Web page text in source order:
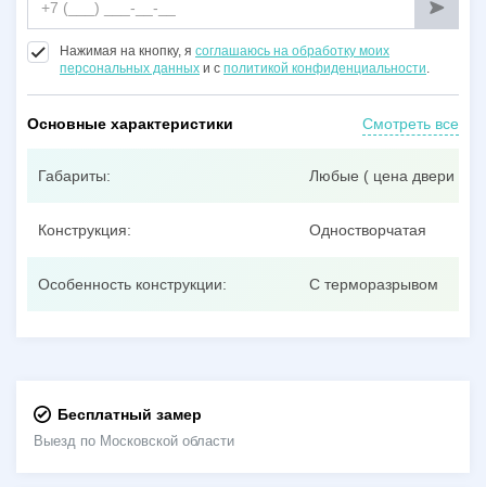
Нажимая на кнопку, я соглашаюсь на обработку моих
персональных данных и с политикой конфиденциальности.
Основные характеристики Смотреть все
Габариты: Любые ( цена двери
Конструкция: Одностворчатая
Особенность конструкции: С терморазрывом
Бесплатный замер
Выезд по Московской области